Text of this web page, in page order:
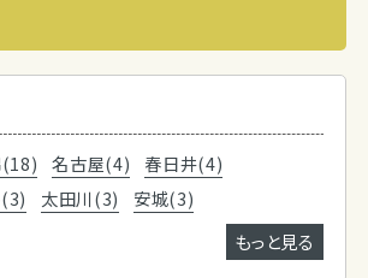
名古屋(4)
春日井(4)
太田川(3)
安城(3)
もっと見る